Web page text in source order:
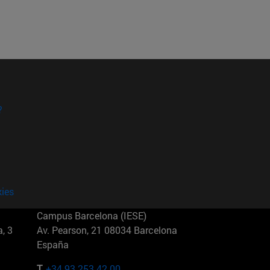
3
Campus Barcelona (IESE)
Av. Pearson, 21 08034 Barcelona
España